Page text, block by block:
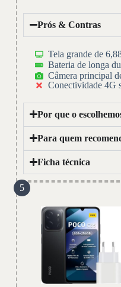
Prós & Contras
Tela grande de
Bateria de longa
Câmera principal
Conectividade 4G
Por que o
Para quem
Ficha técnica
5